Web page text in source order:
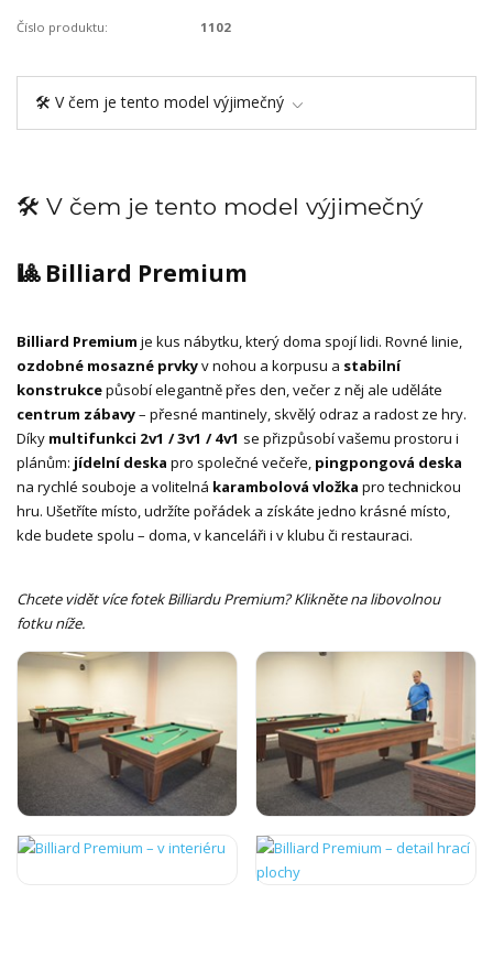
Číslo produktu: 1102
🛠️ V čem je tento model výjimečný
🛠️ V čem je tento model výjimečný
🎱 Billiard Premium
Billiard Premium je kus nábytku, který doma spojí lidi. Rovné linie,
ozdobné mosazné prvkyv nohou a korpusu a stabilní
konstrukcepůsobí elegantně přes den, večer z něj ale uděláte
centrum zábavy– přesné mantinely, skvělý odraz a radost ze hry.
Díky multifunkci 2v1 / 3v1 / 4v1 se přizpůsobí vašemu prostoru i
plánům: jídelní deska pro společné večeře, pingpongová deska
na rychlé souboje a volitelná karambolová vložka pro technickou
hru. Ušetříte místo, udržíte pořádek a získáte jedno krásné místo,
kde budete spolu – doma, v kanceláři i v klubu či restauraci.
Chcete vidět více fotek Billiardu Premium? Klikněte na libovolnou
fotku níže.